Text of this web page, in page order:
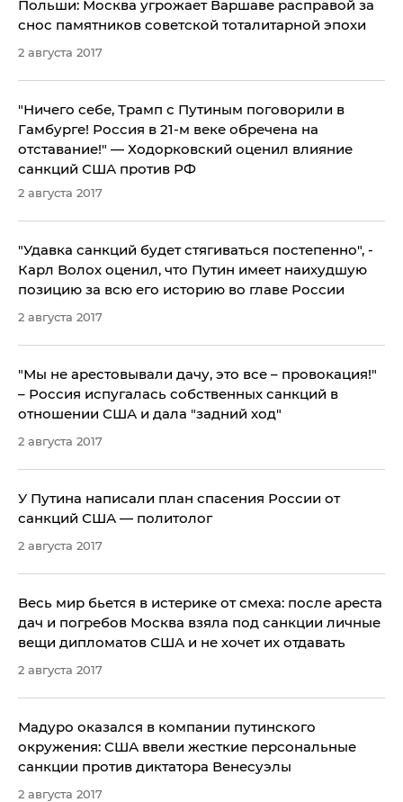
Польши: Москва угрожает Варшаве расправой за
снос памятников советской тоталитарной эпохи
2 августа 2017
"Ничего себе, Трамп с Путиным поговорили в
Гамбурге! Россия в 21-м веке обречена на
отставание!" — Ходорковский оценил влияние
санкций США против РФ
2 августа 2017
"Удавка санкций будет стягиваться постепенно", -
Карл Волох оценил, что Путин имеет наихудшую
позицию за всю его историю во главе России
2 августа 2017
"Мы не арестовывали дачу, это все – провокация!"
– Россия испугалась собственных санкций в
отношении США и дала "задний ход"
2 августа 2017
У Путина написали план спасения России от
санкций США — политолог
2 августа 2017
Весь мир бьется в истерике от смеха: после ареста
дач и погребов Москва взяла под санкции личные
вещи дипломатов США и не хочет их отдавать
2 августа 2017
Мадуро оказался в компании путинского
окружения: США ввели жесткие персональные
санкции против диктатора Венесуэлы
2 августа 2017